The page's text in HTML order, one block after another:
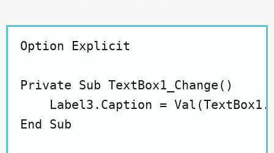
Option Explicit
Private Sub TextBox1_Change()
Label3.Caption =
End Sub